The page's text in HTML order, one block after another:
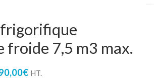
froide 7,5 m3 max.
€ HT.